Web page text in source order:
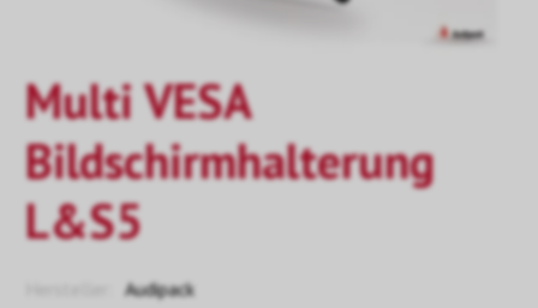
Multi VESA
Bildschirmhalterung
L&S5
Audipack